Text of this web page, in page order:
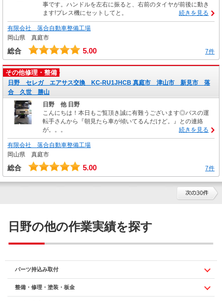
事です。ハンドルを左右に振ると、右前のタイヤが前後に動き
ます!プレス機にセットしてと。
続きを見る
有限会社 落合自動車整備工場
岡山県 真庭市
総合 5.00 7件
その他修理・整備
日野 セレガ エアサス交換 KC-RU1JHCB 真庭市 津山市 新見市 落
合 久世 勝山
日野 他 日野
こんにちは！本日もご覧頂き誠に有難うございます◎バスの運
転手さんから『朝見たら車が傾いてるんだけど。』との連絡
が。。。
続きを見る
有限会社 落合自動車整備工場
岡山県 真庭市
総合 5.00 7件
日野の他の作業実績を探す
パーツ持込み取付
整備・修理・塗装・板金